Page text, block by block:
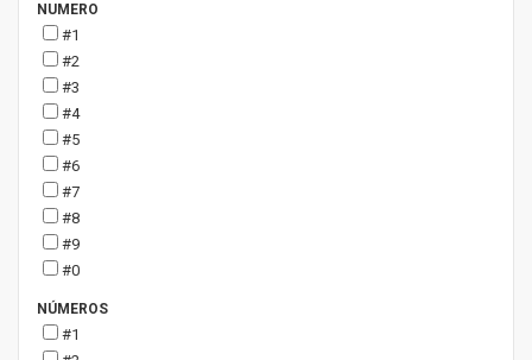
NUMERO
#1
#2
#3
#4
#5
#6
#7
#8
#9
#0
NÚMEROS
#1